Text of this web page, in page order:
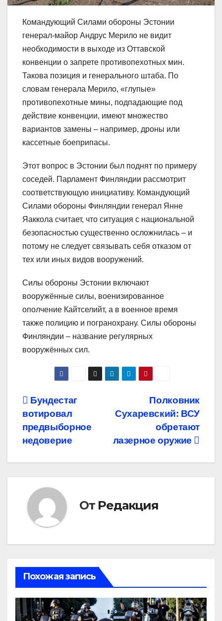
Командующий Силами обороны Эстонии
генерал-майор Андрус Мерило не видит
необходимости в выходе из Оттавской
конвенции о запрете противопехотных мин.
Такова позиция и генерального штаба. По
словам генерала Мерило, «глупые»
противопехотные мины, подпадающие под
действие конвенции, имеют множество
вариантов замены – например, дроны или
кассетные боеприпасы.
Этот вопрос в Эстонии был поднят по примеру
соседей. Парламент Финляндии рассмотрит
соответствующую инициативу. Командующий
Силами обороны Финляндии генерал Янне
Яаккола считает, что ситуация с национальной
безопасностью существенно осложнилась – и
потому не следует связывать себя отказом от
тех или иных видов вооружений.
Силы обороны Эстонии включают
вооружённые силы, военизированное
ополчение Кайтселийт, а в военное время
также полицию и погранохрану. Силы обороны
Финляндии – название регулярных
вооружённых сил.
Навигация
по
записям
Полковник
Сухаревский: ВСУ
обретают
лазерное оружие
Бундестаг
вотировал
предвыборное
недоверие
От Редакция
Похожая запись